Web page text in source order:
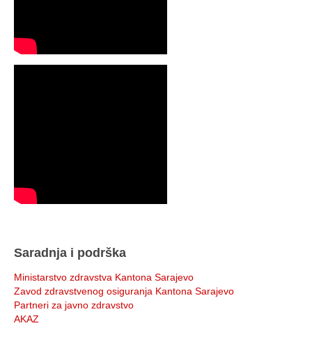
Saradnja i podrška
Ministarstvo zdravstva Kantona Sarajevo
Zavod zdravstvenog osiguranja Kantona Sarajevo
Partneri za javno zdravstvo
AKAZ